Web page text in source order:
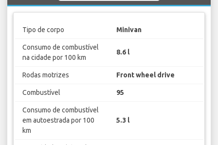
Tipo de corpo Minivan
Consumo de combustível
na cidade por 100 km
8.6 l
Rodas motrizes Front wheel drive
Combustível 95
Consumo de combustível
em autoestrada por 100
km
5.3 l